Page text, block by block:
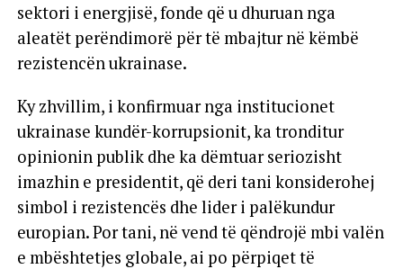
sektori i energjisë, fonde që u dhuruan nga
aleatët perëndimorë për të mbajtur në këmbë
rezistencën ukrainase.
Ky zhvillim, i konfirmuar nga institucionet
ukrainase kundër-korrupsionit, ka tronditur
opinionin publik dhe ka dëmtuar seriozisht
imazhin e presidentit, që deri tani konsiderohej
simbol i rezistencës dhe lider i palëkundur
europian. Por tani, në vend të qëndrojë mbi valën
e mbështetjes globale, ai po përpiqet të